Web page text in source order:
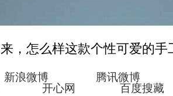
，怎么样这款个性可爱的手
浪微博 腾讯微
心网 百度搜